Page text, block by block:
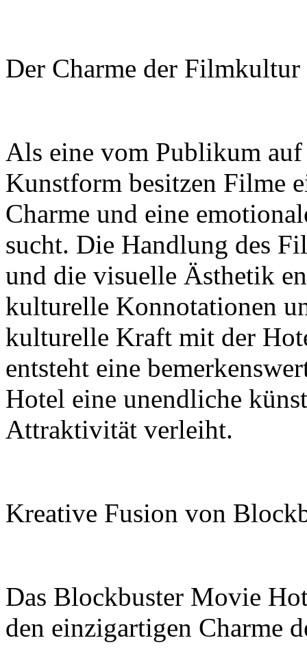
Der Charme der
Als eine vom Publikum
Kunstform besitzen Filme
Charme und eine
sucht. Die Handlung des
und die visuelle Ästhetik
kulturelle Konnotationen
kulturelle Kraft mit der
entsteht eine
Hotel eine unendliche
Attraktivität verleiht.
Kreative Fusion von
Das Blockbuster Movie
den einzigartigen Charme